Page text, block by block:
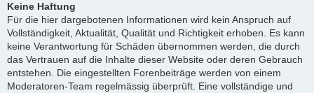
Keine Haftung
Für die hier dargebotenen Informationen wird kein Anspruch auf
Vollständigkeit, Aktualität, Qualität und Richtigkeit erhoben. Es kann
keine Verantwortung für Schäden übernommen werden, die durch
das Vertrauen auf die Inhalte dieser Website oder deren Gebrauch
entstehen. Die eingestellten Forenbeiträge werden von einem
Moderatoren-Team regelmässig überprüft. Eine vollständige und